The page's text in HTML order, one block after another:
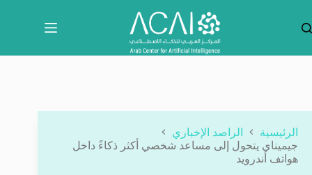
المحتوى
الرئيسية
الراصد الإخباري
جيميناي يتحول إلى مساعد شخصي أكثر ذكاءً داخل
هواتف أندرويد